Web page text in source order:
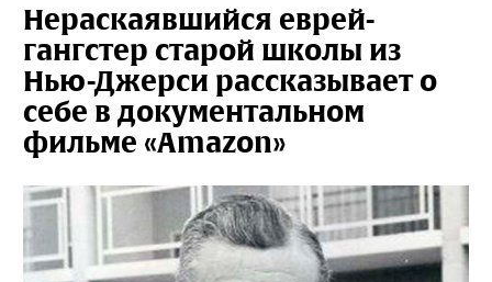
Нераскаявшийся еврей-
гангстер старой школы из
Нью-Джерси рассказывает о
себе в документальном
фильме «Amazon»